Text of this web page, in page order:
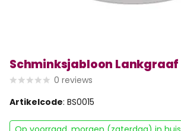
Schminksjabloon Lankgraaf
0 reviews
Artikelcode: BS0015